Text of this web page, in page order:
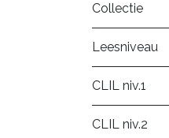
Collectie
Leesniveau
CLIL niv.1
CLIL niv.2